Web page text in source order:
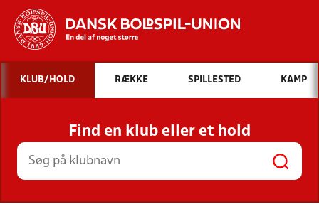
Hvad vil du søge efter?
INDHOLD OG NYHEDER
STILLINGER, RESULTATER, KLUBBER OG
HOLD
KLUB/HOLD RÆKKE SPILLESTED KAMP
Find en klub eller et hold